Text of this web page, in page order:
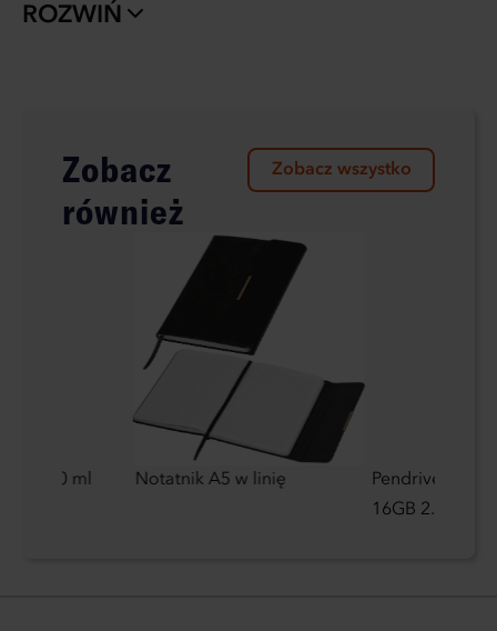
ROZWIŃ
Zobacz
również
Zobacz wszystko
250 ml Notatnik A5 w linię
Pendrive
16GB 2.0